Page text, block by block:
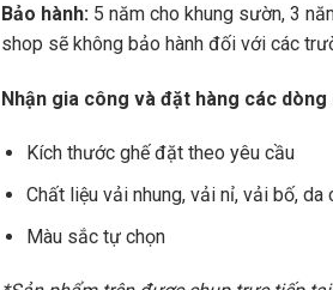
Bảo hành: 5 năm cho khung sườn, 3
shop sẽ không bảo hành đối với các
Nhận gia công và đặt hàng các
Kích thước ghế đặt theo yêu cầu
Chất liệu vải nhung, vải nỉ, vải bố, da
Màu sắc tự chọn